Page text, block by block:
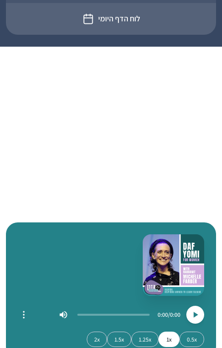
לוח הדף היומי
0:00
0:00
0.5x
1x
1.25x
1.5x
2x